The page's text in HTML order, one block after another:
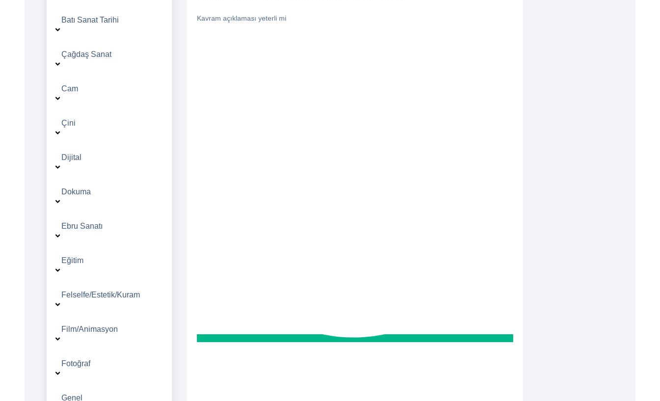
Batı Sanat Tarihi
Çağdaş Sanat
Cam
Çini
Dijital
Dokuma
Ebru Sanatı
Eğitim
Felselfe/Estetik/Kuram
Film/Animasyon
Fotoğraf
Genel
Kavram açıklaması yeterli mi